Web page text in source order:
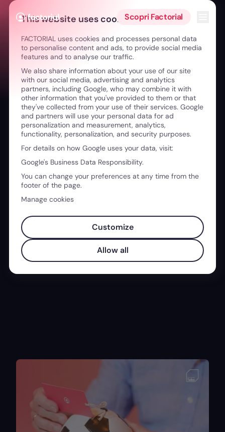
Vai al contenuto
Scopri Factorial
Finanza facile
L’innovazione ha reso vincente il trasporto pubblico
sostenibile?
Axel Stokinger
· Ex-Former Head of Sales at Mercedes-
Benz
This website uses cookies
FACTORIAL uses cookies and processes personal data
to personalise content and ads, to provide social media
features and to analyse our traffic.
We also share information about your use of our site
with our social media, advertising and analytics
partners, including Google, who may combine it with
other information that you've provided to them or that
they've collected from your use of their services. Google
and partners will use your personal data for ad
personalization and measurement, analytics,
functionality, personalization, and security purposes.
For details on how Google uses your data, visit:
Google's Business Data Responsibility.
You can change your preferences at any time from the
footer of the page.
Manage cookies
Customize
Allow all